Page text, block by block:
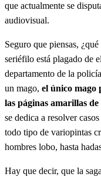
que actualmente se
audiovisual.
Seguro que piensas,
seriéfilo está plagado de
departamento de la
un mago, el único mago
las páginas amarillas
se dedica a resolver
todo tipo de variopintas
hombres lobo, hasta
Hay que decir, que la